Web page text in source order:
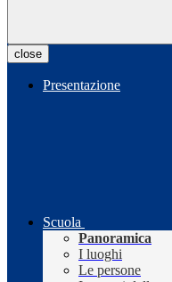
close
Presentazione
Scuola
Panoramica
I luoghi
Le persone